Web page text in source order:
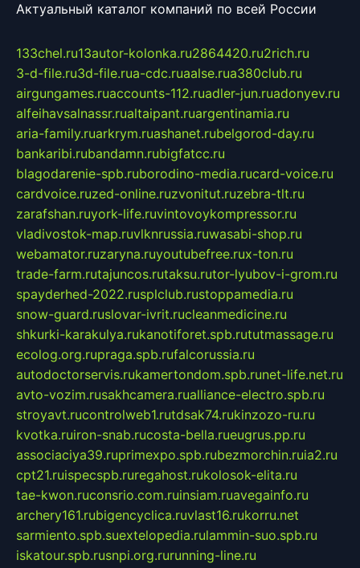
Актуальный каталог компаний по всей России
133chel.ru13autor-kolonka.ru2864420.ru2rich.ru
3-d-file.ru3d-file.rua-cdc.ruaalse.rua380club.ru
airgungames.ruaccounts-112.ruadler-jun.ruadonyev.ru
alfeihavsalnassr.rualtaipant.ruargentinamia.ru
aria-family.ruarkrym.ruashanet.rubelgorod-day.ru
bankaribi.rubandamn.rubigfatcc.ru
blagodarenie-spb.ruborodino-media.rucard-voice.ru
cardvoice.ruzed-online.ruzvonitut.ruzebra-tlt.ru
zarafshan.ruyork-life.ruvintovoykompressor.ru
vladivostok-map.ruvlknrussia.ruwasabi-shop.ru
webamator.ruzaryna.ruyoutubefree.rux-ton.ru
trade-farm.rutajuncos.rutaksu.rutor-lyubov-i-grom.ru
spayderhed-2022.rusplclub.rustoppamedia.ru
snow-guard.ruslovar-ivrit.rucleanmedicine.ru
shkurki-karakulya.rukanotiforet.spb.rututmassage.ru
ecolog.org.rupraga.spb.rufalcorussia.ru
autodoctorservis.rukamertondom.spb.runet-life.net.ru
avto-vozim.rusakhcamera.rualliance-electro.spb.ru
stroyavt.rucontrolweb1.rutdsak74.rukinzozo-ru.ru
kvotka.ruiron-snab.rucosta-bella.rueugrus.pp.ru
associaciya39.ruprimexpo.spb.rubezmorchin.ruia2.ru
cpt21.ruispecspb.ruregahost.rukolosok-elita.ru
tae-kwon.ruconsrio.com.ruinsiam.ruavegainfo.ru
archery161.rubigencyclica.ruvlast16.rukorru.net
sarmiento.spb.suextelopedia.rulammin-suo.spb.ru
iskatour.spb.rusnpi.org.rurunning-line.ru